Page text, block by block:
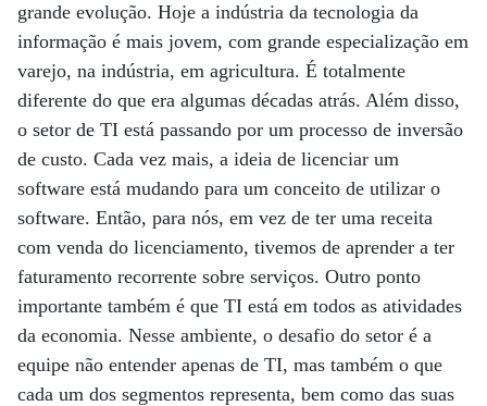
grande evolução. Hoje a indústria da tecnologia da
informação é mais jovem, com grande especialização em
varejo, na indústria, em agricultura. É totalmente
diferente do que era algumas décadas atrás. Além disso,
o setor de TI está passando por um processo de inversão
de custo. Cada vez mais, a ideia de licenciar um
software está mudando para um conceito de utilizar o
software. Então, para nós, em vez de ter uma receita
com venda do licenciamento, tivemos de aprender a ter
faturamento recorrente sobre serviços. Outro ponto
importante também é que TI está em todos as atividades
da economia. Nesse ambiente, o desafio do setor é a
equipe não entender apenas de TI, mas também o que
cada um dos segmentos representa, bem como das suas